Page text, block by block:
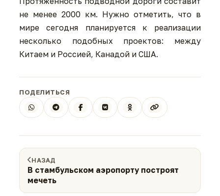
не менее 2000 км. Нужно отметить, что в
мире сегодня планируется к реализации
несколько подобных проектов: между
Китаем и Россией, Канадой и США.
ПОДЕЛИТЬСЯ
НАЗАД
В стамбульском аэропорту построят
мечеть